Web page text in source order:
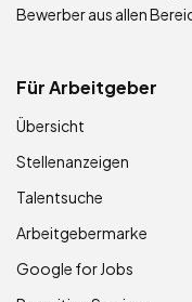
Bewerber aus allen
Für Arbeitgeber
Übersicht
Stellenanzeigen
Talentsuche
Arbeitgebermarke
Google for Jobs